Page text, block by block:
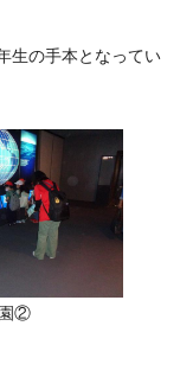
生の手本となってい
②